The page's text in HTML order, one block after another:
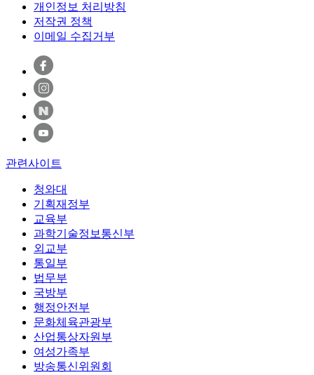
개인정보 처리방침
저작권 정책
이메일 수집거부
관련사이트
청와대
기획재정부
교육부
과학기술정보통신부
외교부
통일부
법무부
국방부
행정안전부
문화체육관광부
산업통상자원부
여성가족부
방송통신위원회